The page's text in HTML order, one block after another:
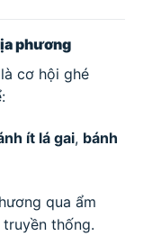
phương
cơ hội ghé
ít lá gai, bánh
qua ẩm
thống.